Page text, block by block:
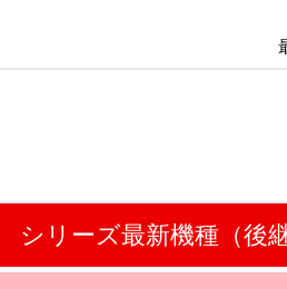
シリーズ最新機種（後